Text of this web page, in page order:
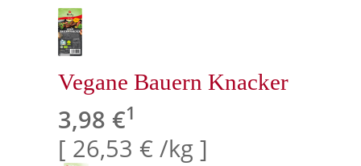
Vegane Bauern Knacker
3,98 €1
[ 26,53 € /kg ]